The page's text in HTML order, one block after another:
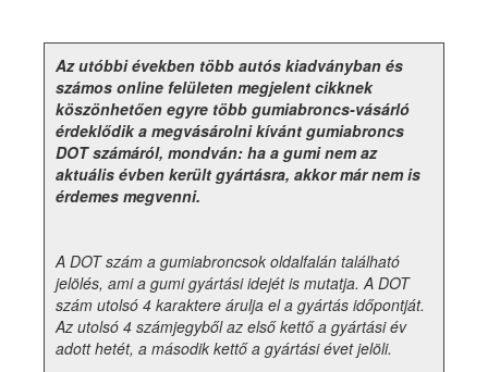
Az utóbbi években több autós kiadványban és
számos online felületen megjelent cikknek
köszönhetően egyre több gumiabroncs-vásárló
érdeklődik a megvásárolni kívánt gumiabroncs
DOT számáról, mondván: ha a gumi nem az
aktuális évben került gyártásra, akkor már nem is
érdemes megvenni.
A DOT szám a gumiabroncsok oldalfalán található
jelölés, ami a gumi gyártási idejét is mutatja. A DOT
szám utolsó 4 karaktere árulja el a gyártás időpontját.
Az utolsó 4 számjegyből az első kettő a gyártási év
adott hetét, a második kettő a gyártási évet jelöli.